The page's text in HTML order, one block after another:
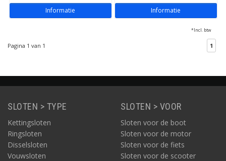
Informatie Informatie
*Incl. btw
Pagina 1 van 1 1
SLOTEN > TYPE
Kettingsloten
Ringsloten
Disselsloten
Vouwsloten
SLOTEN > VOOR
Sloten voor de boot
Sloten voor de motor
Sloten voor de fiets
Sloten voor de scooter